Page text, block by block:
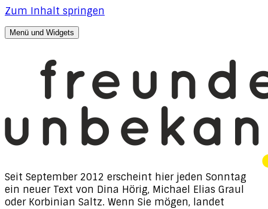
Zum Inhalt springen
freunde, unbekannte
Texte von Dina Hörig, Michael Elias Graul & Korbinian
Menü und Widgets
Seit September 2012 erscheint hier jeden Sonntag
ein neuer Text von Dina Hörig, Michael Elias Graul
oder Korbinian Saltz. Wenn Sie mögen, landet